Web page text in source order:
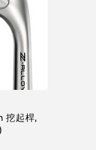
挖起桿,